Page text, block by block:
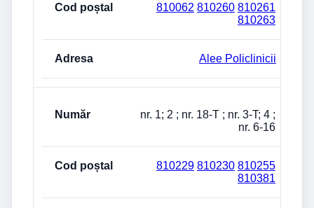
810062 810260 810261
810263
Alee Policlinicii
nr. 1; 2 ; nr. 18-T ; nr. 3-T; 4 ;
nr. 6-16
810229 810230 810255
810381